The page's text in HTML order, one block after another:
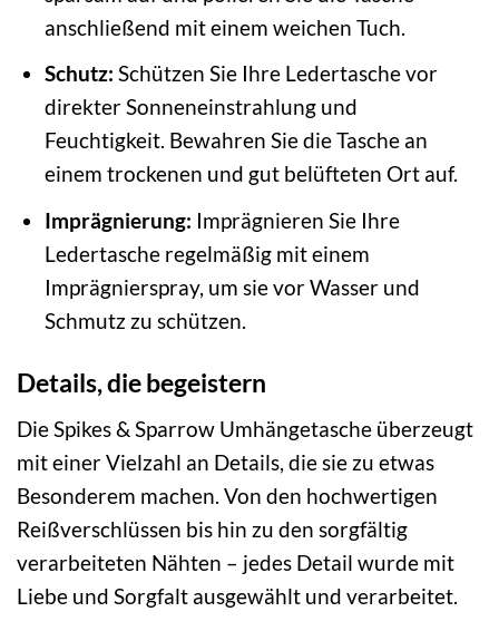
anschließend mit einem weichen Tuch.
Schutz: Schützen Sie Ihre Ledertasche vor
direkter Sonneneinstrahlung und
Feuchtigkeit. Bewahren Sie die Tasche an
einem trockenen und gut belüfteten Ort auf.
Imprägnierung: Imprägnieren Sie Ihre
Ledertasche regelmäßig mit einem
Imprägnierspray, um sie vor Wasser und
Schmutz zu schützen.
Details, die begeistern
Die Spikes & Sparrow Umhängetasche überzeugt
mit einer Vielzahl an Details, die sie zu etwas
Besonderem machen. Von den hochwertigen
Reißverschlüssen bis hin zu den sorgfältig
verarbeiteten Nähten – jedes Detail wurde mit
Liebe und Sorgfalt ausgewählt und verarbeitet.